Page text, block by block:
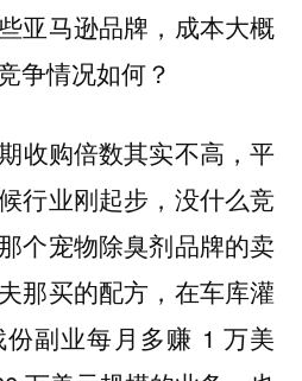
亚马逊品牌，成本大概
争情况如何？
收购倍数其实不高，平
行业刚起步，没什么竞
个宠物除臭剂品牌的卖
那买的配方，在车库灌
副业每月多赚 1 万美